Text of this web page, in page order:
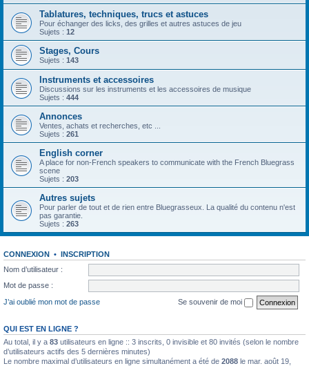
Tablatures, techniques, trucs et astuces
Pour échanger des licks, des grilles et autres astuces de jeu
Sujets : 12
Stages, Cours
Sujets : 143
Instruments et accessoires
Discussions sur les instruments et les accessoires de musique
Sujets : 444
Annonces
Ventes, achats et recherches, etc ...
Sujets : 261
English corner
A place for non-French speakers to communicate with the French Bluegrass
scene
Sujets : 203
Autres sujets
Pour parler de tout et de rien entre Bluegrasseux. La qualité du contenu n'est
pas garantie.
Sujets : 263
CONNEXION • INSCRIPTION
Nom d’utilisateur :
Mot de passe :
J’ai oublié mon mot de passe
Se souvenir de moi
QUI EST EN LIGNE ?
Au total, il y a 83 utilisateurs en ligne :: 3 inscrits, 0 invisible et 80 invités (selon le nombre
d’utilisateurs actifs des 5 dernières minutes)
Le nombre maximal d’utilisateurs en ligne simultanément a été de 2088 le mar. août 19,